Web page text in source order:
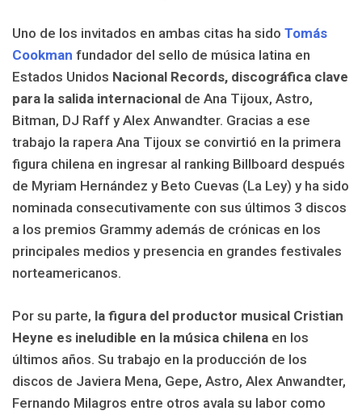
Uno de los invitados en ambas citas ha sido Tomás
Cookman fundador del sello de música latina en
Estados Unidos Nacional Records, discográfica clave
para la salida internacional de Ana Tijoux, Astro,
Bitman, DJ Raff y Alex Anwandter. Gracias a ese
trabajo la rapera Ana Tijoux se convirtió en la primera
figura chilena en ingresar al ranking Billboard después
de Myriam Hernández y Beto Cuevas (La Ley) y ha sido
nominada consecutivamente con sus últimos 3 discos
a los premios Grammy además de crónicas en los
principales medios y presencia en grandes festivales
norteamericanos.
Por su parte, la figura del productor musical Cristian
Heyne es ineludible en la música chilena en los
últimos años. Su trabajo en la producción de los
discos de Javiera Mena, Gepe, Astro, Alex Anwandter,
Fernando Milagros entre otros avala su labor como